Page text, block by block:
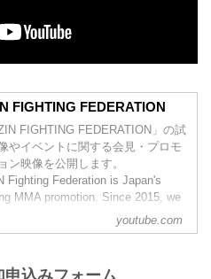
FIGHTING FEDERATION
FIGHTING FEDERATION」の試
やイベントに関する会見・プロモ
ン映像を公開します。
Fighting Federation is Japan's
MMA promotion. Since 2015, we
carried on the fighting tradition of
world class MMA promotions
youtube.com